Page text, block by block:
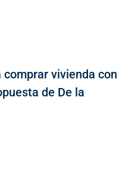
vivienda con
de De la